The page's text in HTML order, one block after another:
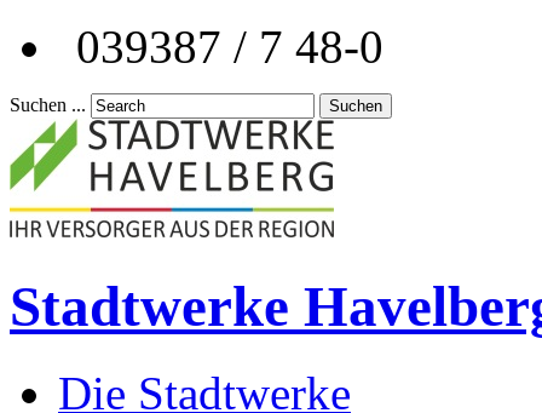
039387 / 7 48-0
Suchen ... Suchen
Stadtwerke
Die Stadtwerke